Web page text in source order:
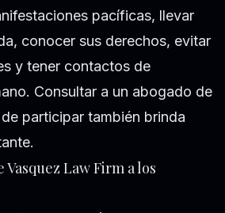
pacíficas, llevar
conocer sus derechos, evitar
y tener contactos de
Consultar a un abogado de
participar también brinda
Vasquez Law Firm a los